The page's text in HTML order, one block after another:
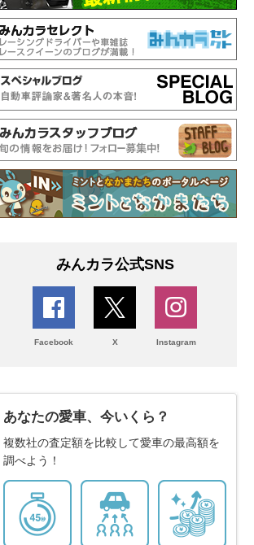
みんカラ公式SNS
Facebook X Instagram
あなたの愛車、今いくら？
複数社の査定額を比較して愛車の最高額を
調べよう！